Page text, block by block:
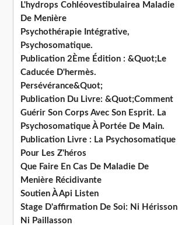
L'hydrops Cohléovestibulairea Maladie
De Menière
Psychothérapie Intégrative,
Psychosomatique.
Publication 2Ème Édition : &Quot;Le
Caducée D'hermès.
Persévérance&Quot;
Publication Du Livre: &Quot;Comment
Guérir Son Corps Avec Son Esprit. La
Psychosomatique À Portée De Main.
Publication Livre : La Psychosomatique
Pour Les Z'héros
Que Faire En Cas De Maladie De
Menière Récidivante
Soutien À Api Listen
Stage D'affirmation De Soi: Ni Hérisson
Ni Paillasson